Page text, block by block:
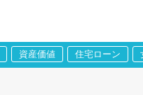
資産価値 住宅ローン